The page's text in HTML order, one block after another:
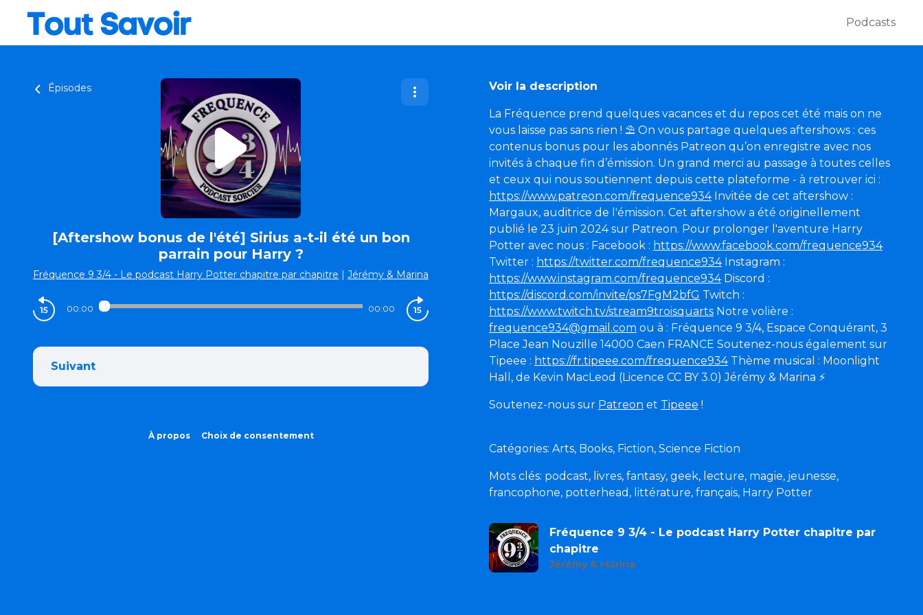
Podcasts
Épisodes
[Aftershow bonus de l'été] Sirius a-t-il été un bon
parrain pour Harry ?
Fréquence 9 3/4 - Le podcast Harry Potter chapitre par chapitre | Jérémy & Marina
00:00 00:00
Suivant
À propos Choix de consentement
Voir la description
La Fréquence prend quelques vacances et du repos cet été mais on ne
vous laisse pas sans rien ! ⛱️ On vous partage quelques aftershows : ces
contenus bonus pour les abonnés Patreon qu’on enregistre avec nos
invités à chaque fin d’émission. Un grand merci au passage à toutes celles
et ceux qui nous soutiennent depuis cette plateforme - à retrouver ici :
https://www.patreon.com/frequence934Invitée de cet aftershow :
Margaux, auditrice de l'émission. Cet aftershow a été originellement
publié le 23 juin 2024 sur Patreon. Pour prolonger l'aventure Harry
Potter avec nous : Facebook : https://www.facebook.com/frequence934
Twitter : https://twitter.com/frequence934Instagram :
https://www.instagram.com/frequence934Discord :
https://discord.com/invite/ps7FgM2bfG Twitch :
https://www.twitch.tv/stream9troisquarts Notre volière :
frequence934@gmail.com ou à : Fréquence 9 3/4, Espace Conquérant, 3
Place Jean Nouzille 14000 Caen FRANCE Soutenez-nous également sur
Tipeee : https://fr.tipeee.com/frequence934Thème musical : Moonlight
Hall, de Kevin MacLeod (Licence CC BY 3.0) Jérémy & Marina ⚡
Soutenez-nous sur Patreon et Tipeee !
Catégories: Arts, Books, Fiction, Science Fiction
Mots clés: podcast, livres, fantasy, geek, lecture, magie, jeunesse,
francophone, potterhead, littérature, français, Harry Potter
Fréquence 9 3/4 - Le podcast Harry Potter chapitre par
chapitre
Jérémy & Marina